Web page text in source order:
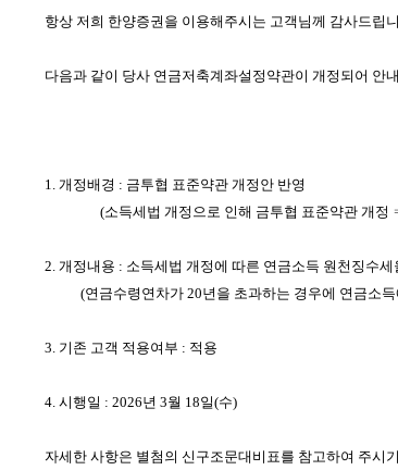
항상 저희 한양증권을 이용해주시는 고객님께 감사드립
다음과 같이 당사 연금저축계좌설정약관이 개정되어 안
1. 개정배경 : 금투협 표준약관 개정안 반영
(소득세법 개정으로 인해 금투협 표준약관 개
2. 개정내용 : 소득세법 개정에 따른 연금소득 원천징수세
(연금수령연차가 20년을 초과하는 경우에 연금소
3. 기존 고객 적용여부 : 적용
4. 시행일 : 2026년 3월 18일(수)
자세한 사항은 별첨의 신구조문대비표를 참고하여 주시